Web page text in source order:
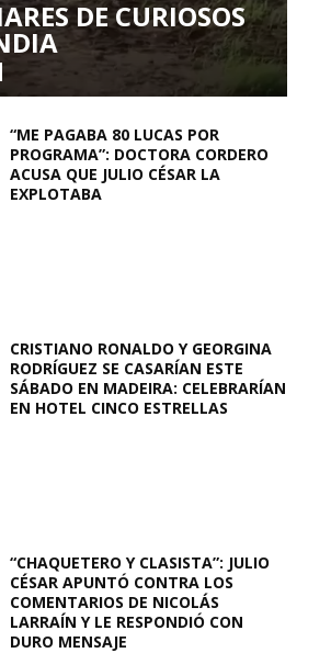
DE CURIOSOS
“ME PAGABA 80 LUCAS POR
PROGRAMA”: DOCTORA CORDERO
ACUSA QUE JULIO CÉSAR LA
EXPLOTABA
CRISTIANO RONALDO Y GEORGINA
RODRÍGUEZ SE CASARÍAN ESTE
SÁBADO EN MADEIRA: CELEBRARÍAN
EN HOTEL CINCO ESTRELLAS
“CHAQUETERO Y CLASISTA”: JULIO
CÉSAR APUNTÓ CONTRA LOS
COMENTARIOS DE NICOLÁS
LARRAÍN Y LE RESPONDIÓ CON
DURO MENSAJE